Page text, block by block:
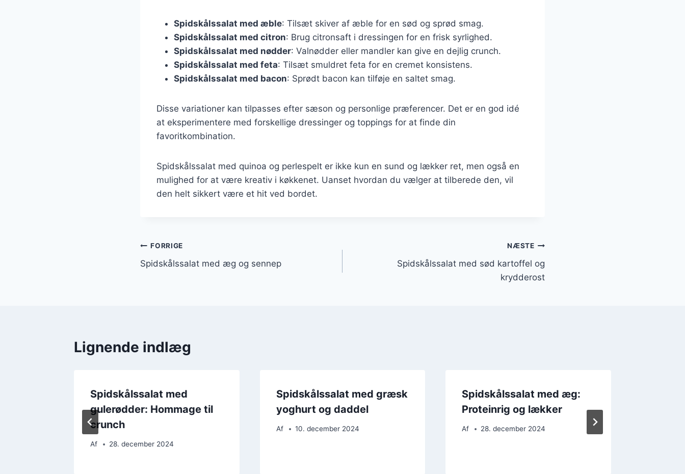
Spidskålssalat med æble: Tilsæt skiver af æble for en sød og sprød smag.
Spidskålssalat med citron: Brug citronsaft i dressingen for en frisk syrlighed.
Spidskålssalat med nødder: Valnødder eller mandler kan give en dejlig crunch.
Spidskålssalat med feta: Tilsæt smuldret feta for en cremet konsistens.
Spidskålssalat med bacon: Sprødt bacon kan tilføje en saltet smag.
Disse variationer kan tilpasses efter sæson og personlige præferencer. Det er en god idé
at eksperimentere med forskellige dressinger og toppings for at finde din
favoritkombination.
Spidskålssalat med quinoa og perlespelt er ikke kun en sund og lækker ret, men også en
mulighed for at være kreativ i køkkenet. Uanset hvordan du vælger at tilberede den, vil
den helt sikkert være et hit ved bordet.
Indlægsnavigation
FORRIGE
Spidskålssalat med æg og sennep
NÆSTE
Spidskålssalat med sød kartoffel og
krydderost
Lignende indlæg
Spidskålssalat med
gulerødder: Hommage til
crunch
Af 28. december 2024
Spidskålssalat med græsk
yoghurt og daddel
Af 10. december 2024
Spidskålssalat med æg:
Proteinrig og lækker
Af 28. december 2024